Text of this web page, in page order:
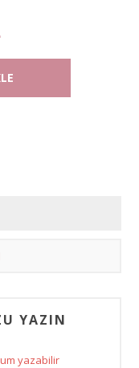
YAZIN
yazabilir